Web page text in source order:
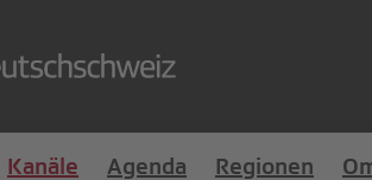
Kanäle Agenda Regionen